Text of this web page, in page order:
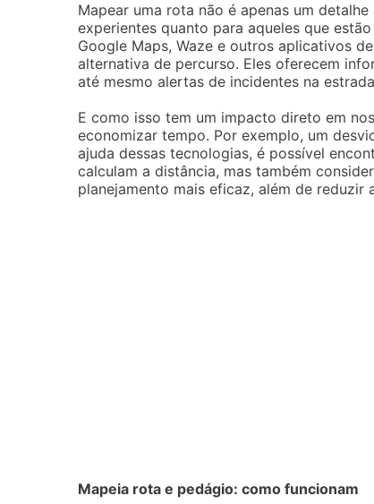
Mapear uma rota não é apenas um
experientes quanto para aqueles que
Google Maps, Waze e outros aplicativos
alternativa de percurso. Eles oferecem
até mesmo alertas de incidentes na
E como isso tem um impacto direto em
economizar tempo. Por exemplo, um
ajuda dessas tecnologias, é possível
calculam a distância, mas também
planejamento mais eficaz, além de reduzir
Mapeia rota e pedágio: como funcionam